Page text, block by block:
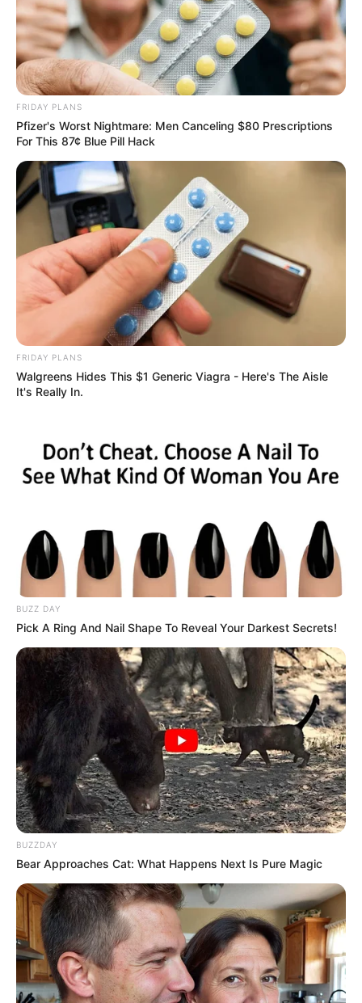
ดูดวงความรัก ราศีกันย์ (เกิดวันที่ 16
ก.ย. – 16 ต.ค.)
ทำนายรัก ราศีกันย์ ประจำเดือนมีนาคม 2556
คนมีคู่ค่อนข้างที่จะไม่พยายามเปิดเผยความรู้สึกจริงๆ และ
ก็ใช้อารมณ์ความรู้สึกเข้ามาเกี่ยวข้องด้วยสูง
ดูดวงความรัก ราศีตุลย์ (เกิดวันที่ 17
ต.ค. – 15 พ.ย.)
ทำนายรัก ราศีตุลย์ ประจำเดือนมีนาคม 2556
คนมีคู่จะเทความรู้สึกไปที่ความคาดหวังค่อนข้างมาก และก็
เป็นความคาดหวังแบบเต็ม 10 ด้วย เมื่อมีความคาดหวังก็
จะสร้างความกดดันมากขึ้นเช่นกัน
ดูดวงความรัก ราศีพิจิก (เกิดวันที่ 16
พ.ย. – 14 ธ.ค.)
FRIDAY PLANS
Pfizer's Worst Nightmare: Men Canceling $80 Prescriptions
For This 87¢ Blue Pill Hack
FRIDAY PLANS
Walgreens Hides This $1 Generic Viagra - Here's The Aisle
It's Really In.
BUZZ DAY
Pick A Ring And Nail Shape To Reveal Your Darkest Secrets!
BUZZDAY
Bear Approaches Cat: What Happens Next Is Pure Magic